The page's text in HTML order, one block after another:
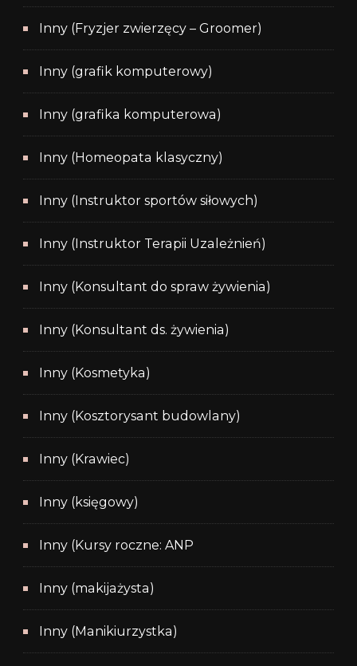
Inny (Fryzjer zwierzęcy – Groomer)
Inny (grafik komputerowy)
Inny (grafika komputerowa)
Inny (Homeopata klasyczny)
Inny (Instruktor sportów siłowych)
Inny (Instruktor Terapii Uzależnień)
Inny (Konsultant do spraw żywienia)
Inny (Konsultant ds. żywienia)
Inny (Kosmetyka)
Inny (Kosztorysant budowlany)
Inny (Krawiec)
Inny (księgowy)
Inny (Kursy roczne: ANP
Inny (makijażysta)
Inny (Manikiurzystka)